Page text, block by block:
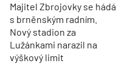
Majitel Zbrojovky se hádá
s brněnským radním.
Nový stadion za
Lužánkami narazil na
výškový limit